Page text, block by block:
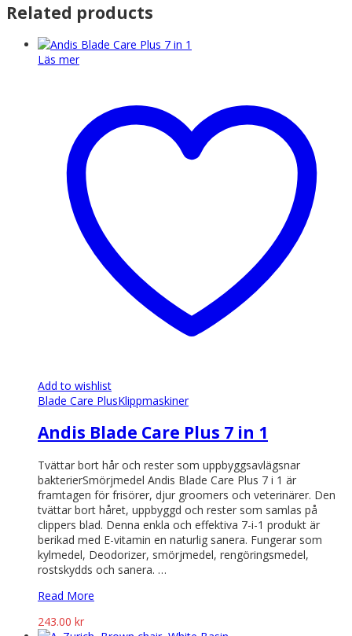
Related products
Läs mer
Add to wishlist
Blade Care PlusKlippmaskiner
Andis Blade Care Plus 7 in 1
Tvättar bort hår och rester som uppbyggsavlägsnar
bakterierSmörjmedel Andis Blade Care Plus 7 i 1 är
framtagen för frisörer, djur groomers och veterinärer. Den
tvättar bort håret, uppbyggd och rester som samlas på
clippers blad. Denna enkla och effektiva 7-i-1 produkt är
berikad med E-vitamin en naturlig sanera. Fungerar som
kylmedel, Deodorizer, smörjmedel, rengöringsmedel,
rostskydds och sanera. …
Read More
243.00 kr